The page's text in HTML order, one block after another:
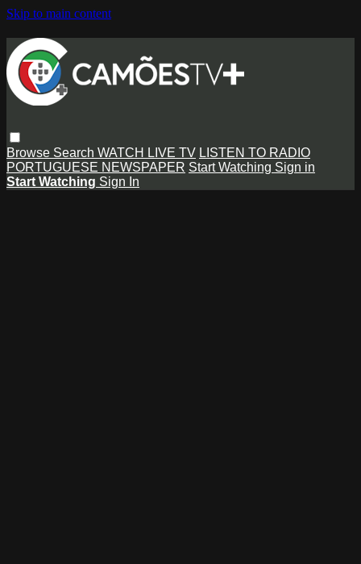
Skip to main content
Browse Search WATCH LIVE TV LISTEN TO RADIO
PORTUGUESE NEWSPAPER Start Watching Sign in
Start Watching Sign In